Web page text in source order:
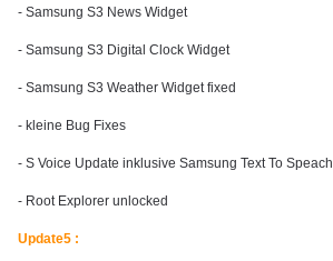
- Samsung S3 News Widget
- Samsung S3 Digital Clock Widget
- Samsung S3 Weather Widget fixed
- kleine Bug Fixes
- S Voice Update inklusive Samsung Text To Speach
- Root Explorer unlocked
Update5 :